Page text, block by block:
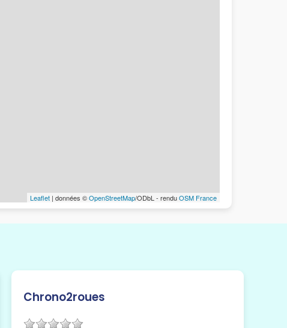
Leaflet | données ©OpenStreetMap/ODbL - renduOSM France
Chrono2roues